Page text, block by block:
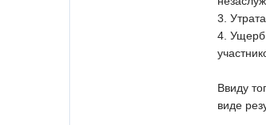
3.
4. Ущерб
Ввиду
виде